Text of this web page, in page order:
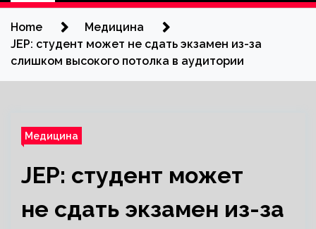
Home
Медицина
JEP: студент может не сдать экзамен из-за
слишком высокого потолка в аудитории
Медицина
JEP: студент может
не сдать экзамен из-за